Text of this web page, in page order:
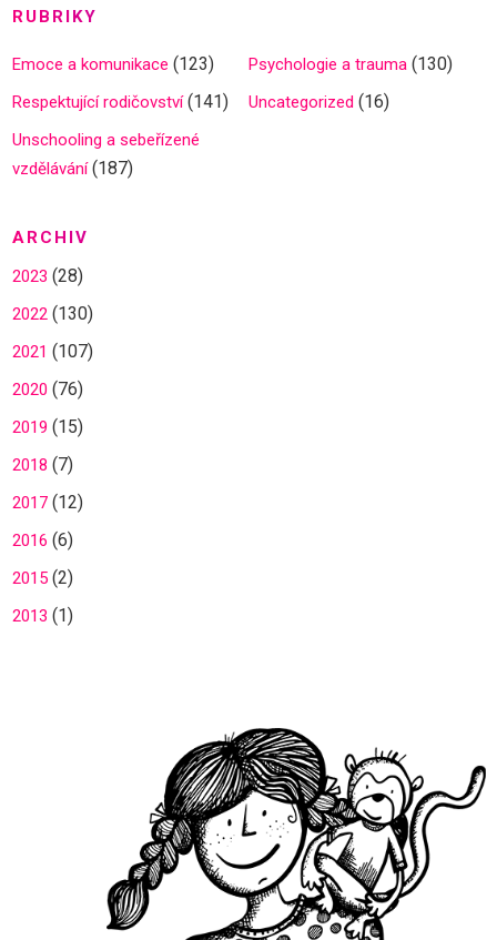
RUBRIKY
Emoce a komunikace (123) Psychologie a trauma (130)
Respektující rodičovství(141) Uncategorized (16)
Unschooling a sebeřízené
vzdělávání(187)
ARCHIV
2023 (28)
2022 (130)
2021 (107)
2020 (76)
2019 (15)
2018 (7)
2017(12)
2016 (6)
2015(2)
2013 (1)